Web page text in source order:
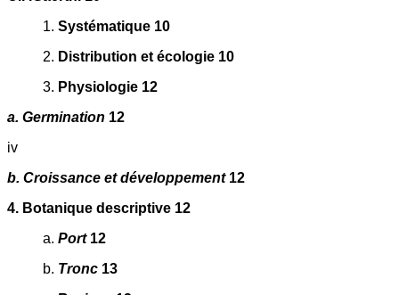
1. Systématique 10
2. Distribution et écologie 10
3. Physiologie 12
a. Germination 12
iv
b. Croissance et développement 12
4. Botanique descriptive 12
a. Port 12
b. Tronc 13